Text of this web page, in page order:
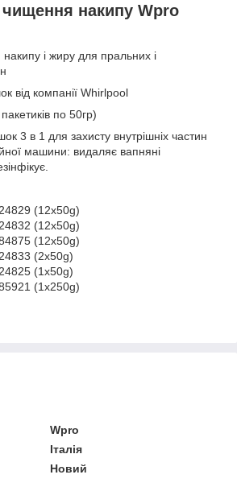
накипу Wpro
і жиру для пральних і
від компанії Whirlpool
по 50гр)
3 в 1 для захисту внутрішніх частин
машини: видаляє вапняні
(12x50g)
(12x50g)
(12x50g)
(2x50g)
(1x50g)
(1x250g)
Wpro
Італія
Новий